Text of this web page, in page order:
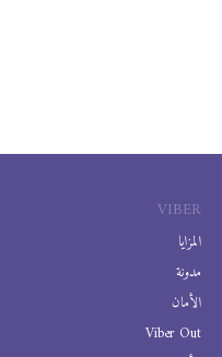
VIBER
المزايا
مدونة
الأمان
Viber Out